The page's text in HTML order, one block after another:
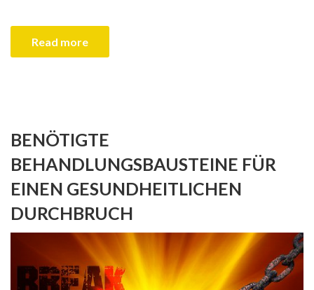
Read more
BENÖTIGTE
BEHANDLUNGSBAUSTEINE FÜR
EINEN GESUNDHEITLICHEN
DURCHBRUCH